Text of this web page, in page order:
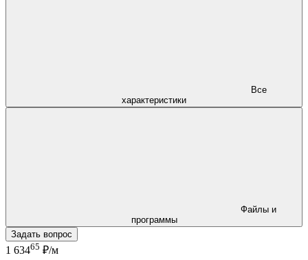
характеристики
программы
Задать вопрос
1 63465 ₽/м